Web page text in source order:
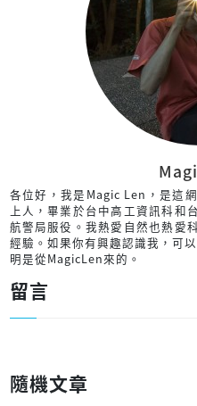
各位好，我是Magic Len，是這
上人，畢業於台中高工資訊科和
航警局服役。我熱愛自然也熱愛
經驗。如果你有興趣認識我，可
明是從MagicLen來的。
留言
隨機文章